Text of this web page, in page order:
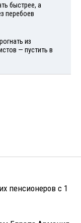
быстрее, а
перебоев
из
— пустить в
пенсионеров с 1